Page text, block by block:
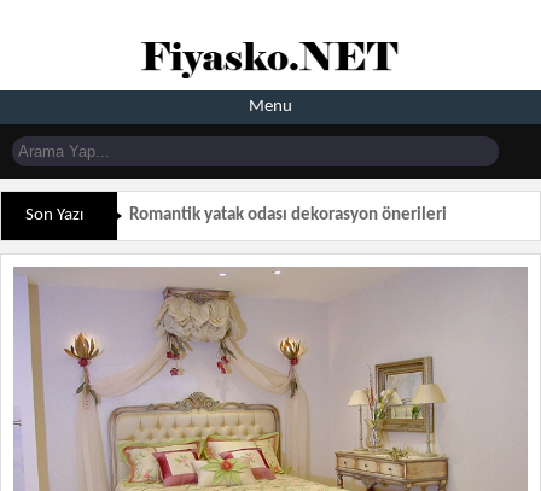
Menu
Son Yazı Romantik yatak odası dekorasyon önerileri